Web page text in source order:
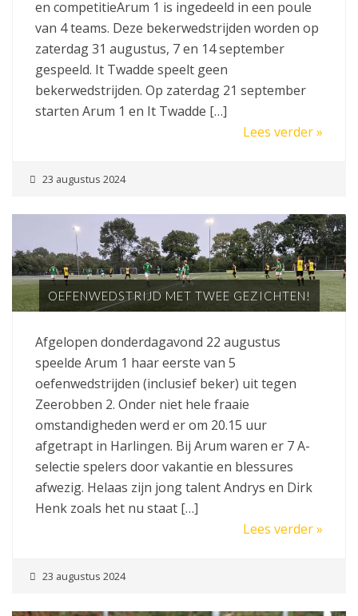
en competitieArum 1 is ingedeeld in een poule
van 4 teams. Deze bekerwedstrijden worden op
zaterdag 31 augustus, 7 en 14 september
gespeeld. It Twadde speelt geen
bekerwedstrijden. Op zaterdag 21 september
starten Arum 1 en It Twadde […]
Lees verder »
23 augustus 2024
OEFENWEDSTRIJD MET TWEE GEZICHTEN!
Afgelopen donderdagavond 22 augustus
speelde Arum 1 haar eerste van 5
oefenwedstrijden (inclusief beker) uit tegen
Zeerobben 2. Onder niet hele fraaie
omstandigheden werd er om 20.15 uur
afgetrapt in Harlingen. Bij Arum waren er 7 A-
selectie spelers door vakantie en blessures
afwezig. Helaas zijn jong talent Andrys en Dirk
Henk zoals het nu staat […]
Lees verder »
23 augustus 2024